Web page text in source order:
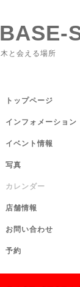
BASE-
木と会える場所
トップページ
インフォメーション
イベント情報
写真
カレンダー
店舗情報
お問い合わせ
予約